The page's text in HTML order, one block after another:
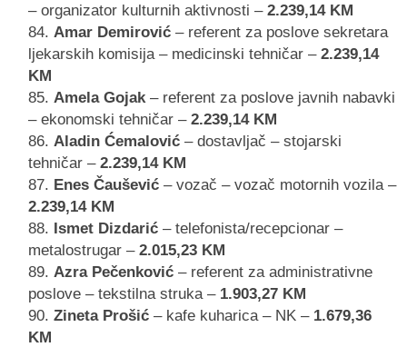
– organizator kulturnih aktivnosti – 2.239,14 KM
Amar Demirović – referent za poslove sekretara
ljekarskih komisija – medicinski tehničar – 2.239,14
KM
Amela Gojak– referent za poslove javnih nabavki
– ekonomski tehničar – 2.239,14 KM
Aladin Ćemalović – dostavljač – stojarski
tehničar – 2.239,14 KM
Enes Čaušević – vozač – vozač motornih vozila –
2.239,14 KM
Ismet Dizdarić – telefonista/recepcionar –
metalostrugar – 2.015,23 KM
Azra Pečenković – referent za administrativne
poslove – tekstilna struka – 1.903,27 KM
Zineta Prošić – kafe kuharica – NK – 1.679,36
KM